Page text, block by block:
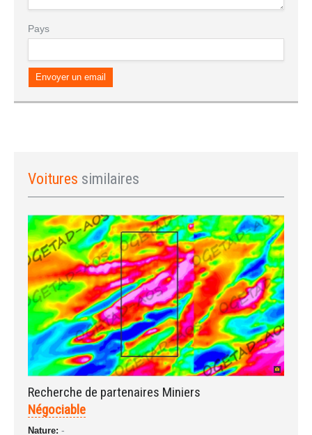
S'IDENTIFIER
Mot de passe oublié?
Pays
Envoyer un email
Voitures similaires
Recherche de partenaires Miniers
Négociable
Nature: -